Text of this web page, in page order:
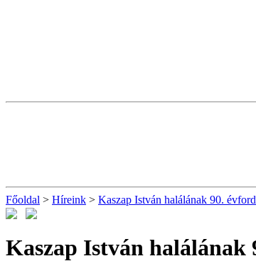
Főoldal > Híreink > Kaszap István halálának 90.
Kaszap István halálának